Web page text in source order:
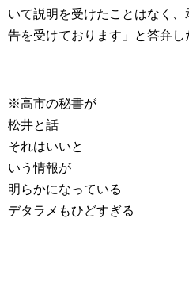
いて説明を受けたことはなく
告を受けております」と答弁し
※高市の秘書が
松井と話
それはいいと
いう情報が
明らかになっている
デタラメもひどすぎる